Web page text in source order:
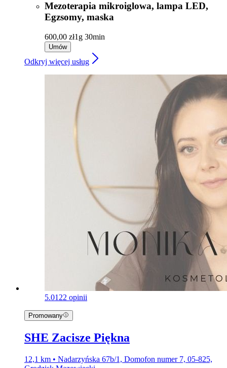
Mezoterapia mikroiglowa, lampa LED,
Egzsomy, maska
600,00 zł1g 30min
Umów
Odkryj więcej usług
5.0122 opinii
Promowany
SHE Zacisze Piękna
12,1 km • Nadarzyńska 67b/1, Domofon numer 7, 05-825,